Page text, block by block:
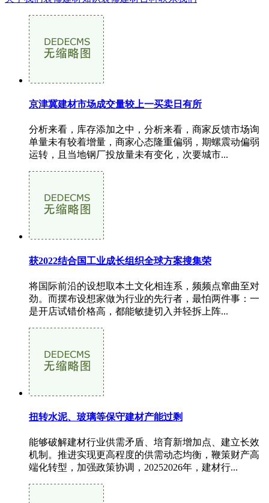
京津冀建材市场成交量较上一买卖日有所
分析来看，库存添加之中，分析来看，商家反馈市场询
单量未有较着增量，商家心态隆重偏弱，期螺震动偏弱
运转，且当地钢厂投放量未有变化，次要城市...
获2022结合国工业成长组织全球方案搜集荣
将国际前沿的设想取本土文化相连系，频频点窜曲至对
劲。而摆布设想家做为行业的先行者，最怕两件事：一
是开店试错价格高，都能敏捷切入并轻拆上阵...
扭转水泥、玻璃等保守建材产能过剩
能够破解建材行业供需矛盾、培育新增加点、建立长效
机制。推进实现更高程度的供需动态均衡，鞭策财产高
端化转型，加强政策协调，20252026年，建材行...